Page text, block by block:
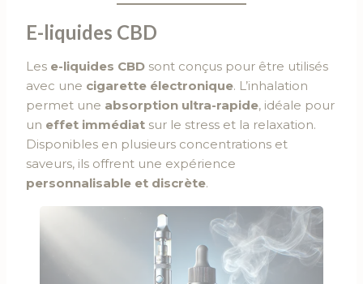
E-liquides CBD
Les e-liquides CBD sont conçus pour être utilisés
avec une cigarette électronique. L’inhalation
permet une absorption ultra-rapide, idéale pour
un effet immédiat sur le stress et la relaxation.
Disponibles en plusieurs concentrations et
saveurs, ils offrent une expérience
personnalisable et discrète.